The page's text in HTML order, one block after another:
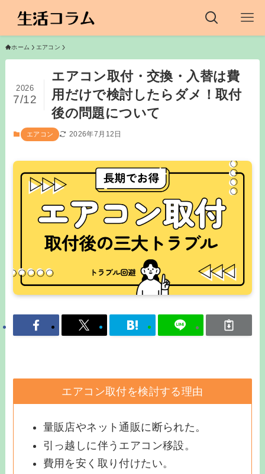
ホーム エアコン
エアコン取付・交換・入替は費
用だけで検討したらダメ！取付
後の問題について
2026
7/12
エアコン 2026年7月12日
エアコン取付を検討する理由
量販店やネット通販に断られた。
引っ越しに伴うエアコン移設。
費用を安く取り付けたい。